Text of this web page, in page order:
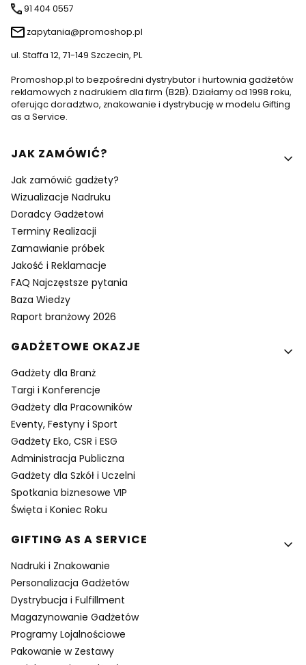
91 404 0557
zapytania@promoshop.pl
ul. Staffa 12, 71-149 Szczecin, PL
Promoshop.pl to bezpośredni dystrybutor i hurtownia gadżetów
reklamowych z nadrukiem dla firm (B2B). Działamy od 1998 roku,
oferując doradztwo, znakowanie i dystrybucję w modelu Gifting
as a Service.
Linki w stopce
JAK ZAMÓWIĆ?
Jak zamówić gadżety?
Wizualizacje Nadruku
Doradcy Gadżetowi
Terminy Realizacji
Zamawianie próbek
Jakość i Reklamacje
FAQ Najczęstsze pytania
Baza Wiedzy
Raport branżowy 2026
GADŻETOWE OKAZJE
Gadżety dla Branż
Targi i Konferencje
Gadżety dla Pracowników
Eventy, Festyny i Sport
Gadżety Eko, CSR i ESG
Administracja Publiczna
Gadżety dla Szkół i Uczelni
Spotkania biznesowe VIP
Święta i Koniec Roku
GIFTING AS A SERVICE
Nadruki i Znakowanie
Personalizacja Gadżetów
Dystrybucja i Fulfillment
Magazynowanie Gadżetów
Programy Lojalnościowe
Pakowanie w Zestawy